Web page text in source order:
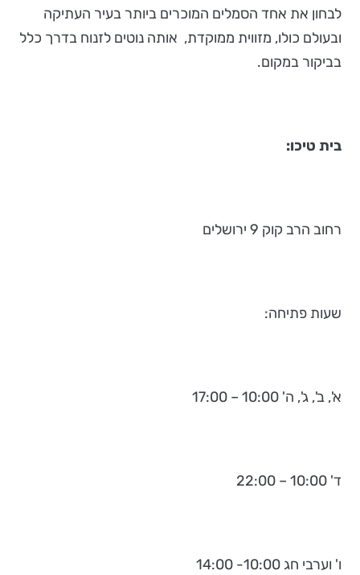
לבחון את אחד הסמלים המוכרים ביותר בעיר העתיקה
ובעולם כולו, מזווית ממוקדת, אותה נוטים לזנוח בדרך כלל
בביקור במקום.
בית טיכו:
רחוב הרב קוק 9 ירושלים
שעות פתיחה:
א', ב', ג', ה' 10:00 – 17:00
ד' 10:00 – 22:00
ו' וערבי חג 10:00- 14:00